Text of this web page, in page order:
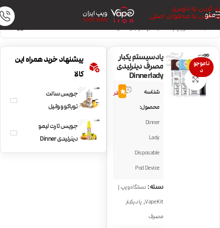
رد کردن به ناوبری
رد کردن به محتوای اصلی
منو ویپ ایران
VAPE IRAN
خانه/دستگاه ویپ | Vape Kit /پاد یکبار مصرف
ناموجو
د
بزرگنمایی تصویر
پادسیستم یکبار
مصرف دینرلیدی
Dinnerlady
شناسه
محصول:
Dinner
Lady
Disposable
Pod Device
1
نظر5.0
دسته: دستگاه ویپ |
Vape Kit
, پاد یکبار
مصرف
پیشنهاد خرید همراه این
کالا
جویس سالت
توباکو و وانیل
Sweet Tobacco
جویس تارت لیمو
دینرلیدی Dinner
Lady Lemon Tart